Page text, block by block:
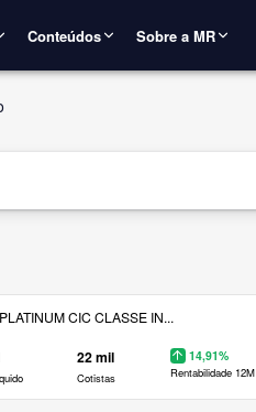
Conteúdos Sobre a MR
CIC CLASSE IN...
22 mil
Cotistas
14,91%
Rentabilidade 12M